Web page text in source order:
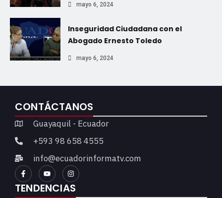
mayo 6, 2024
Inseguridad Ciudadana con el
Abogado Ernesto Toledo
mayo 6, 2024
CONTÁCTANOS
Guayaquil - Ecuador
+593 98 658 4555
info@ecuadorinformatv.com
TENDENCIAS